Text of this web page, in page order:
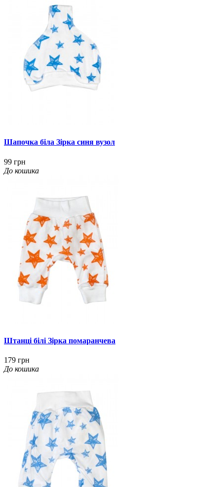
Шапочка біла Зірка синя вузол
99 грн
До кошика
Штанці білі Зірка помаранчева
179 грн
До кошика